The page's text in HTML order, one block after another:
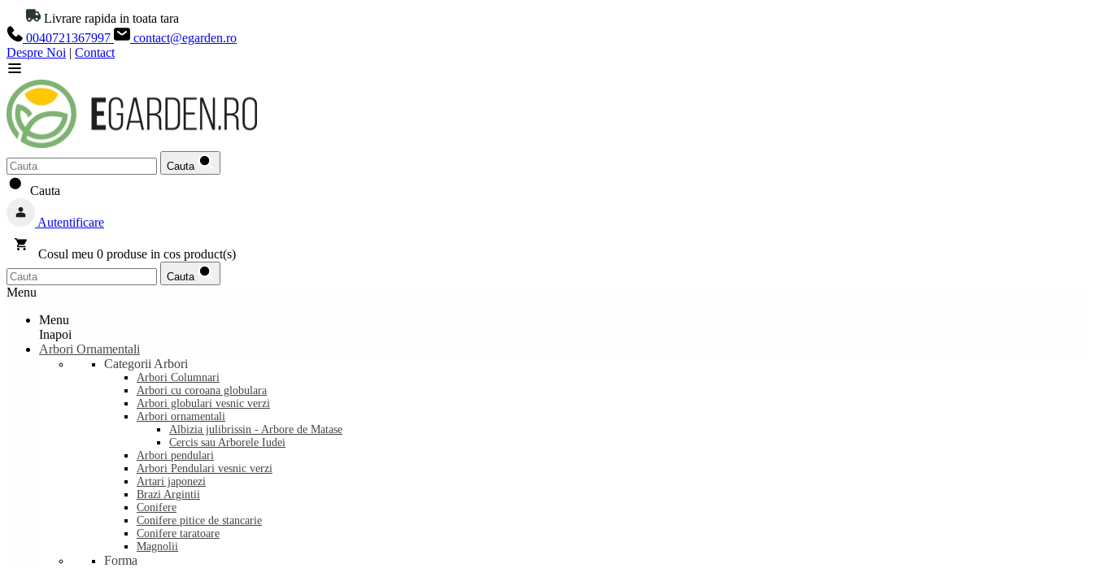
Livrare rapida in toata tara
0040721367997
contact@egarden.ro
Despre Noi | Contact
Cauta
Cauta
Autentificare
Cosul meu 0 produse in cos product(s)
Cauta
Menu
Menu
Inapoi
Arbori Ornamentali
Categorii Arbori
Arbori Columnari
Arbori cu coroana globulara
Arbori globulari vesnic verzi
Arbori ornamentali
Albizia julibrissin - Arbore de Matase
Cercis sau Arborele Iudei
Arbori pendulari
Arbori Pendulari vesnic verzi
Artari japonezi
Brazi Argintii
Conifere
Conifere pitice de stancarie
Conifere taratoare
Magnolii
Forma